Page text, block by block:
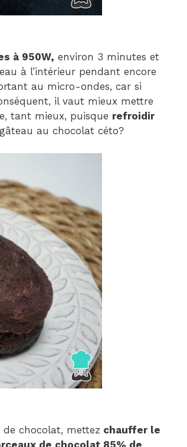
à 950W, environ 3 minutes et
à l’intérieur pendant encore
au micro-ondes, car si
il vaut mieux mettre
tant mieux, puisque refroidir
au chocolat céto?
de chocolat, mettez chauffer le
de chocolat 85% de